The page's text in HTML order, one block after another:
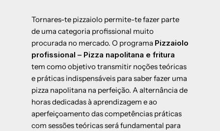
Tornares-te pizzaiolo permite-te fazer parte
de uma categoria profissional muito
procurada no mercado. O programa Pizzaiolo
profissional – Pizza napolitana e fritura
tem como objetivo transmitir noções teóricas
e práticas indispensáveis para saber fazer uma
pizza napolitana na perfeição. A alternância de
horas dedicadas à aprendizagem e ao
aperfeiçoamento das competências práticas
com sessões teóricas será fundamental para